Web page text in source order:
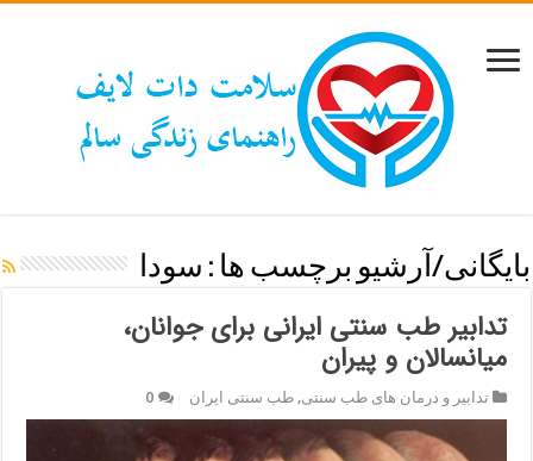
بایگانی/آرشیو برچسب ها : سودا
تدابیر طب سنتی ایرانی برای جوانان،
میانسالان و پیران
تدابیر و درمان های طب سنتی,طب سنتی ایران 0